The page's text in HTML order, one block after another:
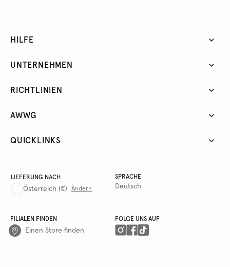
HILFE
UNTERNEHMEN
RICHTLINIEN
AWWG
QUICKLINKS
LIEFERUNG NACH
Österreich (€) Ändern
SPRACHE
Deutsch
FILIALEN FINDEN
Einen Store finden
FOLGE UNS AUF